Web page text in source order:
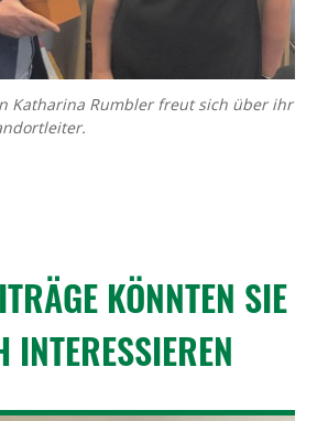
Katharina Rumbler freut sich über ihr
KÖNNTEN SIE
INTER­ES­SIEREN